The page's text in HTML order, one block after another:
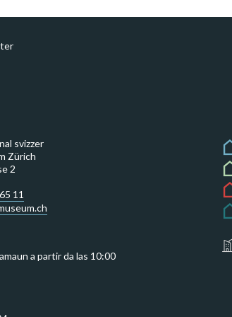
svizzer
Zürich
2
11
a partir da las 10:00